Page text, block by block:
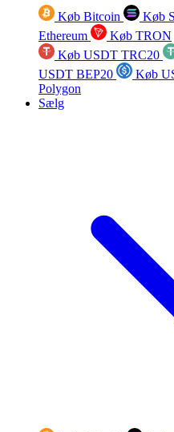
Køb Bitcoin Køb
Ethereum
Køb TRON
Køb USDT TRC20
USDT BEP20
Køb
Polygon
Sælg